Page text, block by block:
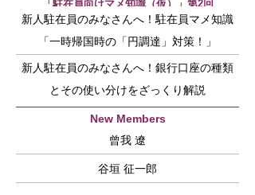
「駐在員向けマメ知識（仮）」第2回
新人駐在員のみなさんへ！駐在員マメ知識
「一時帰国時の「円調達」対策！」
新人駐在員のみなさんへ！銀行口座の種類
とその使い分けをざっくり解説
New Members
曾我 遼
谷垣 征一郎